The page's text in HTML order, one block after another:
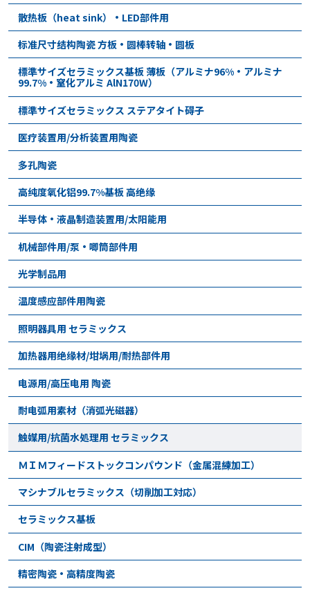
散热板（heat sink）•LED部件用
标准尺寸结构陶瓷 方板・圆棒转轴・圆板
標準サイズセラミックス基板 薄板（アルミナ96%・アルミナ
99.7%・窒化アルミ AlN170W）
標準サイズセラミックス ステアタイト碍子
医疗装置用/分析装置用陶瓷
多孔陶瓷
高纯度氧化铝99.7%基板 高绝缘
半导体•液晶制造装置用/太阳能用
机械部件用/泵•唧筒部件用
光学制品用
温度感应部件用陶瓷
照明器具用 セラミックス
加热器用绝缘材/坩埚用/耐热部件用
电源用/高压电用 陶瓷
耐电弧用素材（消弧光磁器）
触媒用/抗菌水処理用 セラミックス
ＭＩＭフィードストックコンパウンド（金属混練加工）
マシナブルセラミックス（切削加工対応）
セラミックス基板
CIM（陶瓷注射成型）
精密陶瓷・高精度陶瓷